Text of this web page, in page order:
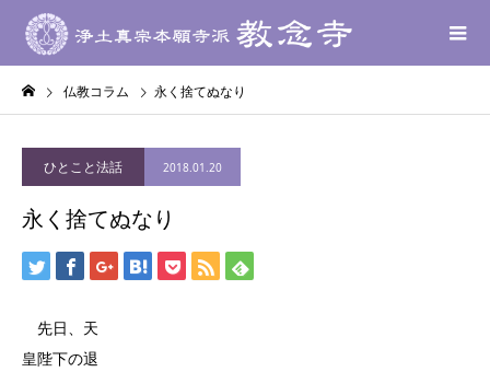
仏教コラム 永く捨てぬなり
ひとこと法話 2018.01.20
永く捨てぬなり
先日、天
皇陛下の退